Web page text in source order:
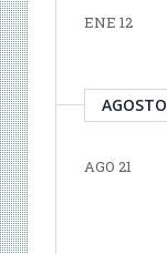
ENE 12
AGO 21